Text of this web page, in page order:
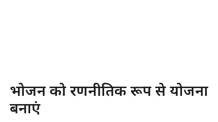
भोजन को रणनीतिक रूप से योजना
बनाएं